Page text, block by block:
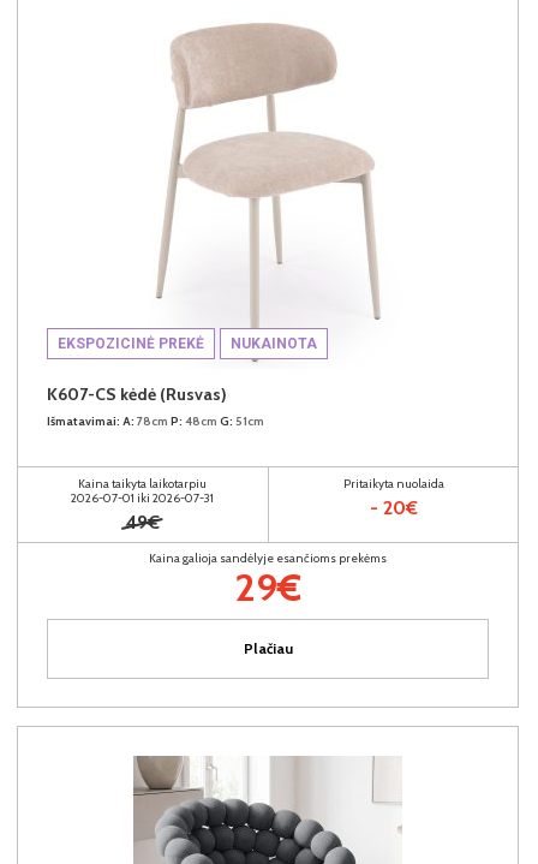
EKSPOZICINĖ PREKĖ NUKAINOTA
K607-CS kėdė (Rusvas)
Išmatavimai: A: 78cm P: 48cm G: 51cm
Kaina taikyta laikotarpiu
2026-07-01 iki 2026-07-31
49€
Pritaikyta nuolaida
- 20€
Kaina galioja sandėlyje esančioms prekėms
29€
Plačiau